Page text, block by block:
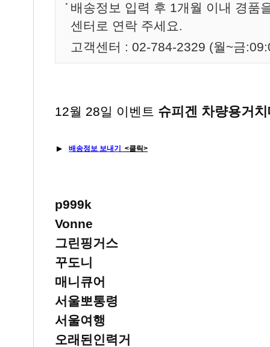
배송정보 입력 후 1개월 이내 경품
센터로 연락 주세요.
고객센터 : 02-784-2329 (월~금
12월 28일 이벤트 슈피겐 차량용거
▶ 배송정보 보내기 <클릭>
p999k
Vonne
그린핑거스
꾸도니
매니큐어
서울뽀통령
서울여행
오래된인력거